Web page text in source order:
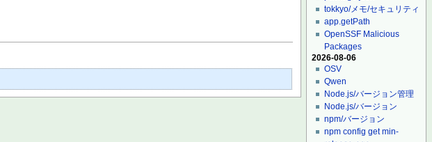
tokkyo/メモ/セキュリティ
app.getPath
OpenSSF Malicious
Packages
2026-08-06
OSV
Qwen
Node.js/バージョン管理
Node.js/バージョン
npm/バージョン
npm config get min-